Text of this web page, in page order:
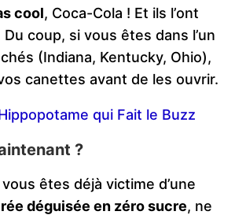
cool, Coca-Cola ! Et ils l’ont
coup, si vous êtes dans l’un
(Indiana, Kentucky, Ohio),
canettes avant de les ouvrir.
qui Fait le Buzz
?
êtes déjà victime d’une
déguisée en zéro sucre, ne